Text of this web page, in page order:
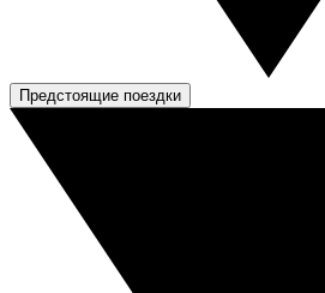
Предстоящие поездки